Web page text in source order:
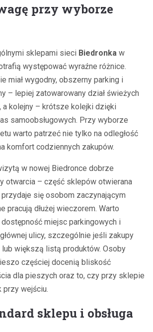
przy wyborze
sklepami sieci Biedronka w
występować wyraźne różnice.
miał wygodny, obszerny parking i
– lepiej zatowarowany dział świeżych
a kolejny – krótsze kolejki dzięki
samoobsługowych. Przy wyborze
warto patrzeć nie tylko na odległość
komfort codziennych zakupów.
w nowej Biedronce dobrze
otwarcia – część sklepów otwierana
się osobom zaczynającym
pracują dłużej wieczorem. Warto
miejsc parkingowych i
ulicy, szczególnie jeśli zakupy
większą listą produktów. Osoby
częściej docenią bliskość
dla pieszych oraz to, czy przy sklepie
przy wejściu.
sklepu i obsługa